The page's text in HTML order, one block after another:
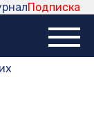
Подписка